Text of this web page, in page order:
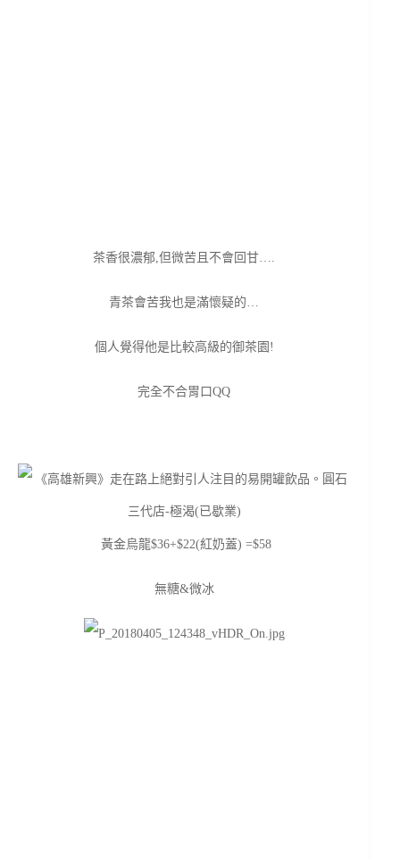
茶香很濃郁,但微苦且不會回甘….
青茶會苦我也是滿懷疑的…
個人覺得他是比較高級的御茶園!
完全不合胃口QQ
黃金烏龍$36+$22(紅奶蓋) =$58
無糖&微冰